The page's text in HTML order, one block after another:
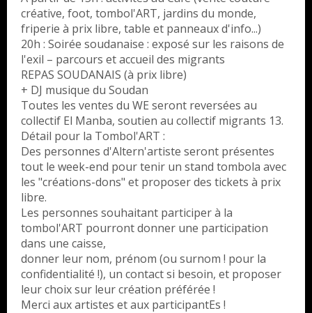
créative, foot, tombol'ART, jardins du monde,
friperie à prix libre, table et panneaux d'info...)
20h : Soirée soudanaise : exposé sur les raisons de
l'exil – parcours et accueil des migrants
REPAS SOUDANAIS (à prix libre)
+ DJ musique du Soudan
Toutes les ventes du WE seront reversées au
collectif El Manba, soutien au collectif migrants 13.
Détail pour la Tombol'ART :
Des personnes d'Altern'artiste seront présentes
tout le week-end pour tenir un stand tombola avec
les "créations-dons" et proposer des tickets à prix
libre.
Les personnes souhaitant participer à la
tombol'ART pourront donner une participation
dans une caisse,
donner leur nom, prénom (ou surnom ! pour la
confidentialité !), un contact si besoin, et proposer
leur choix sur leur création préférée !
Merci aux artistes et aux participantEs !